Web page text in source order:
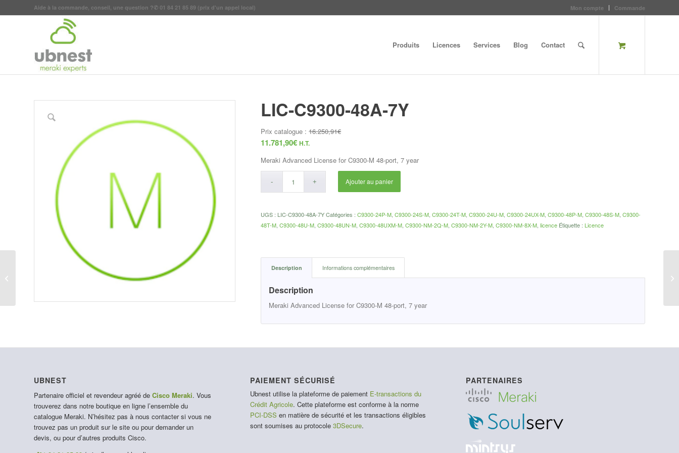
Mon compte Commande
Aide à la commande, conseil, une question ?✆ 01 84 21 85 89 (prix d'un appel local)
Produits Licences Services Blog Contact
LIC-C9300-48A-7Y
Prix catalogue :16.250,91€
11.781,90€ H.T.
Meraki Advanced License for C9300-M 48-port, 7 year
Ajouter au panier
UGS : LIC-C9300-48A-7Y Catégories :C9300-24P-M ,C9300-24S-M ,C9300-24T-M ,C9300-24U-M ,C9300-24UX-M ,C9300-48P-M ,C9300-48S-M ,C9300-
48T-M ,C9300-48U-M ,C9300-48UN-M ,C9300-48UXM-M ,C9300-NM-2Q-M ,C9300-NM-2Y-M ,C9300-NM-8X-M ,licence Étiquette : Licence
Description Informations complémentaires
Description
Meraki Advanced License for C9300-M 48-port, 7 year
UBNEST
Partenaire officiel et revendeur agréé de Cisco Meraki. Vous
trouverez dans notre boutique en ligne l’ensemble du
catalogue Meraki. N’hésitez pas à nous contacter si vous ne
trouvez pas un produit sur le site ou pour demander un
devis, ou pour d’autres produits Cisco.
PAIEMENT SÉCURISÉ
Ubnest utilise la plateforme de paiement E-transactions du
Crédit Agricole. Cette plateforme est conforme à la norme
PCI-DSS en matière de sécurité et les transactions éligibles
sont soumises au protocole 3DSecure.
PARTENAIRES